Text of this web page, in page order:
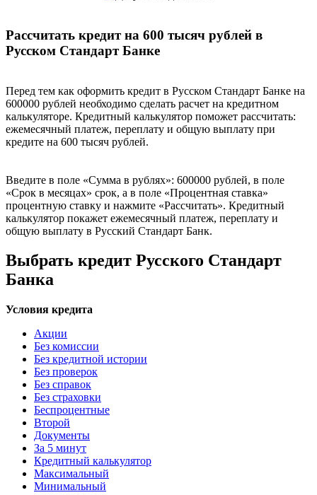
Рассчитать кредит на 600 тысяч рублей в
Русском Стандарт Банке
Перед тем как оформить кредит в Русском Стандарт Банке на
600000 рублей необходимо сделать расчет на кредитном
калькуляторе. Кредитный калькулятор поможет рассчитать:
ежемесячный платеж, переплату и общую выплату при
кредите на 600 тысяч рублей.
Введите в поле «Сумма в рублях»: 600000 рублей, в поле
«Срок в месяцах» срок, а в поле «Процентная ставка»
процентную ставку и нажмите «Рассчитать». Кредитный
калькулятор покажет ежемесячный платеж, переплату и
общую выплату в Русский Стандарт Банк.
Выбрать кредит Русского Стандарт
Банка
Условия кредита
Акции
Без комиссии
Без кредитной истории
Без проверок
Без справок
Без страховки
Беспроцентные
Второй
Документы
За 5 минут
Кредитный калькулятор
Максимальный
Минимальный